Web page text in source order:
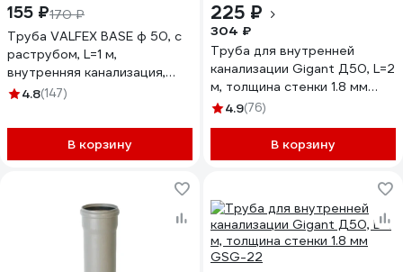
155 ₽170 ₽
Труба VALFEX BASE ф 50, с
раструбом, L=1 м,
внутренняя канализация,
толщина стенки 1.8
4.8(147)
В корзину
225 ₽
304 ₽
Труба для внутренней
канализации Gigant Д50, L=2
м, толщина стенки 1.8 мм
GSG-23
4.9(76)
В корзину